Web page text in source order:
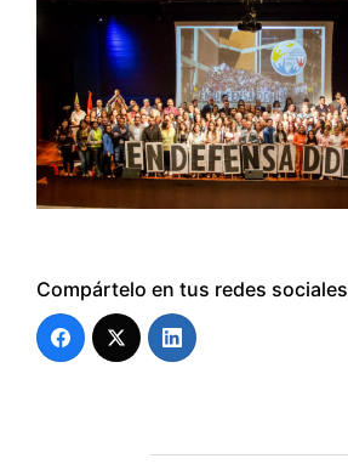
Compártelo en tus redes sociales